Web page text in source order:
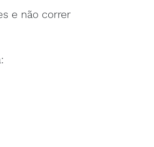
e não correr